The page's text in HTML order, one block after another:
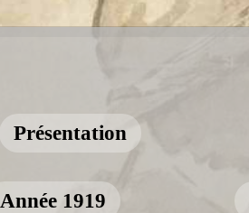
Présentation
Année 1919